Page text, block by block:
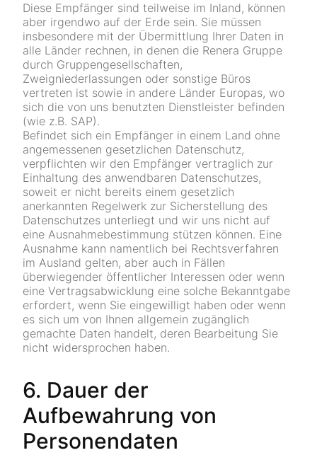
Diese Empfänger sind teilweise im Inland, können
aber irgendwo auf der Erde sein. Sie müssen
insbesondere mit der Übermittlung Ihrer Daten in
alle Länder rechnen, in denen die Renera Gruppe
durch Gruppengesellschaften,
Zweigniederlassungen oder sonstige Büros
vertreten ist sowie in andere Länder Europas, wo
sich die von uns benutzten Dienstleister befinden
(wie z.B. SAP).
Befindet sich ein Empfänger in einem Land ohne
angemessenen gesetzlichen Datenschutz,
verpflichten wir den Empfänger vertraglich zur
Einhaltung des anwendbaren Datenschutzes,
soweit er nicht bereits einem gesetzlich
anerkannten Regelwerk zur Sicherstellung des
Datenschutzes unterliegt und wir uns nicht auf
eine Ausnahmebestimmung stützen können. Eine
Ausnahme kann namentlich bei Rechtsverfahren
im Ausland gelten, aber auch in Fällen
überwiegender öffentlicher Interessen oder wenn
eine Vertragsabwicklung eine solche Bekanntgabe
erfordert, wenn Sie eingewilligt haben oder wenn
es sich um von Ihnen allgemein zugänglich
gemachte Daten handelt, deren Bearbeitung Sie
nicht widersprochen haben.
6. Dauer der
Aufbewahrung von
Personendaten